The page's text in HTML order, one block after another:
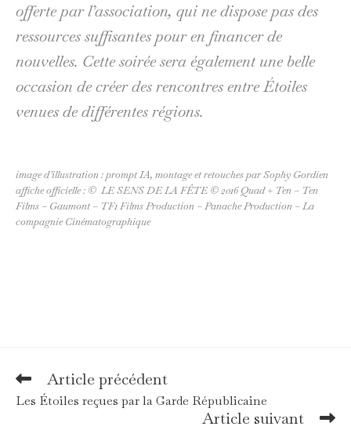
offerte par l’association, qui ne dispose pas des
ressources suffisantes pour en financer de
nouvelles. Cette soirée sera également une belle
occasion de créer des rencontres entre Étoiles
venues de différentes régions.
image d’illustration : prompt IA, montage et retouches par Sophy Gordien
affiche officielle : © LE SENS DE LA FÊTE © 2016 Quad + Ten – Ten
Films – Gaumont – TF1 Films Production – Panache Production – La
compagnie Cinématographique
Read
more
articles
Article précédent
Les Étoiles reçues par la Garde Républicaine
Article suivant